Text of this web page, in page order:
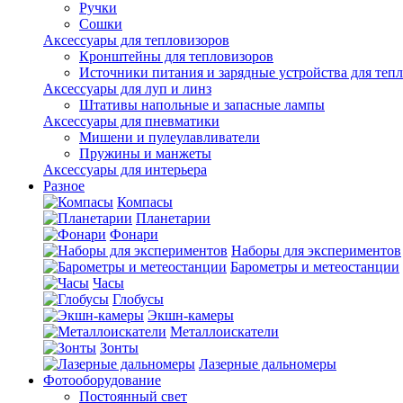
Ручки
Сошки
Аксессуары для тепловизоров
Кронштейны для тепловизоров
Источники питания и зарядные устройства для
Аксессуары для луп и линз
Штативы напольные и запасные лампы
Аксессуары для пневматики
Мишени и пулеулавливатели
Пружины и манжеты
Аксессуары для интерьера
Разное
Компасы
Планетарии
Фонари
Наборы для экспериментов
Барометры и метеостанции
Часы
Глобусы
Экшн-камеры
Металлоискатели
Зонты
Лазерные дальномеры
Фотооборудование
Постоянный свет